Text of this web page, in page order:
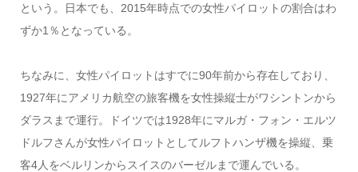
という。日本でも、2015年時点での女性パイロットの割合はわ
ずか1％となっている。
ちなみに、女性パイロットはすでに90年前から存在しており、
1927年にアメリカ航空の旅客機を女性操縦士がワシントンから
ダラスまで運行。ドイツでは1928年にマルガ・フォン・エルツ
ドルフさんが女性パイロットとしてルフトハンザ機を操縦、乗
客4人をベルリンからスイスのバーゼルまで運んでいる。